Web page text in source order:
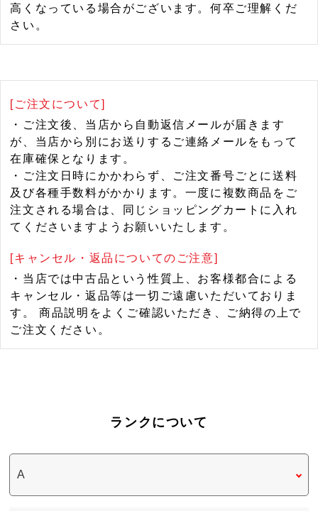
高くなっている場合がございます。何卒ご理解くだ
さい。
[ご注文について]
・ご注文後、当店から自動返信メールが届きます
が、当店から別にお送りするご連絡メールをもって
在庫確保となります。
・ご注文日時にかかわらず、ご注文番号ごとに送料
及び各種手数料がかかります。一度に複数商品をご
注文される場合は、同じショッピングカートに入れ
てくださいますようお願いいたします。
[キャンセル・返品についてのご注意]
・当店では中古品という性質上、お客様都合による
キャンセル・返品等は一切ご遠慮いただいておりま
す。 商品説明をよくご確認いただき、ご納得の上で
ご注文ください。
ランクについて